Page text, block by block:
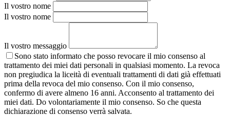
Il vostro nome
Il vostro nome
Il vostro messaggio
Sono stato informato che posso revocare il mio consenso al
trattamento dei miei dati personali in qualsiasi momento. La revoca
non pregiudica la liceità di eventuali trattamenti di dati già effettuati
prima della revoca del mio consenso. Con il mio consenso,
confermo di avere almeno 16 anni. Acconsento al trattamento dei
miei dati. Do volontariamente il mio consenso. So che questa
dichiarazione di consenso verrà salvata.